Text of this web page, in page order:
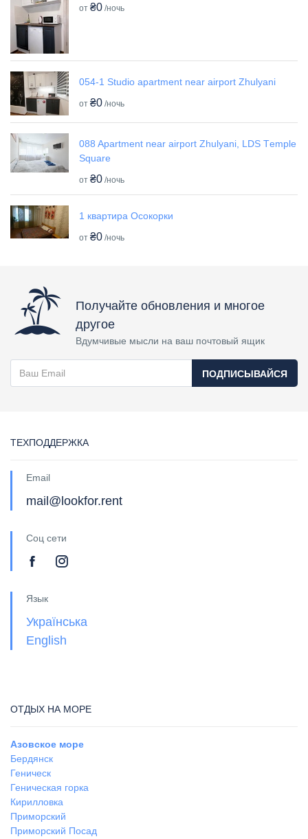
от ₴0 /ночь
054-1 Studio apartment near airport Zhulyani
от ₴0 /ночь
088 Apartment near airport Zhulyani, LDS Tеmple
Square
от ₴0 /ночь
1 квартира Осокорки
от ₴0 /ночь
Получайте обновления и многое
другое
Вдумчивые мысли на ваш почтовый ящик
ПОДПИСЫВАЙСЯ
ТЕХПОДДЕРЖКА
Email
mail@lookfor.rent
Соц сети
Язык
Українська
English
ОТДЫХ НА МОРЕ
Азовское море
Бердянск
Геническ
Геническая горка
Кирилловка
Приморский
Приморский Посад